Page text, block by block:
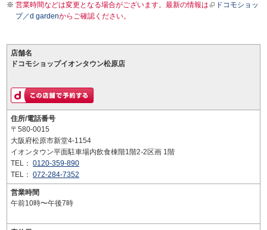
営業時間などは変更となる場合がございます。最新の情報は
ドコモショッ
プ／d gardenからご確認ください。
店舗名
ドコモショップイオンタウン松原店
住所/電話番号
〒580-0015
大阪府松原市新堂4-1154
イオンタウン平面駐車場内飲食棟階1階2-2区画 1階
TEL： 0120-359-890
TEL： 072-284-7352
営業時間
午前10時〜午後7時